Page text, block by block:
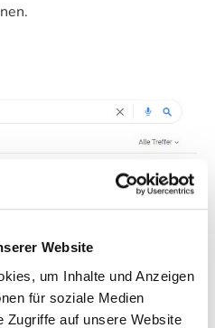
Website
um Inhalte und Anzeigen
für soziale Medien
Zugriffe auf unsere Website